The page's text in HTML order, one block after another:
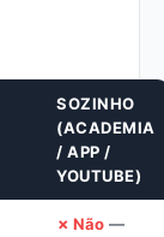
SOZINHO
(ACADEMIA
/ APP /
YOUTUBE)
✗ Não —